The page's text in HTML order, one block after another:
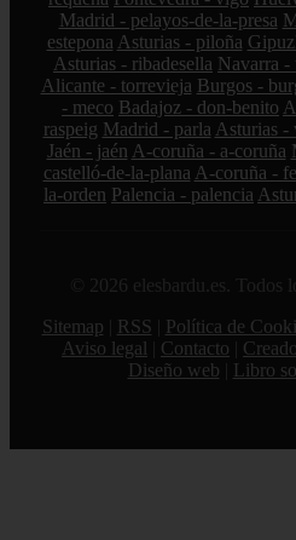
Madrid - pelayos-de-la-presa
estepona Asturias - piloña
Asturias - ribadesella Navarra -
Alicante - torrevieja Burgos -
- meco Badajoz - don-benito
raspeig Madrid - parla Asturias -
Jaén - jaén A-coruña - a-coruña
castelló-de-la-plana A-coruña -
la-orden Palencia - palencia
© 2026 elesbardu.es. Todos
Sitemap
RSS Política de
Aviso legal
Contacto
Diseño web
Libro